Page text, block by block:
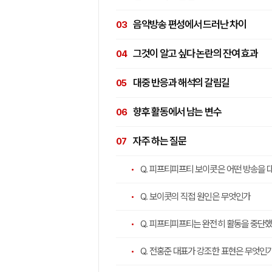
음악방송 편성에서 드러난 차이
그것이 알고 싶다 논란의 잔여 효과
대중 반응과 해석의 갈림길
향후 활동에서 남는 변수
자주 하는 질문
Q. 피프티피프티 보이콧은 어떤 방송을
Q. 보이콧의 직접 원인은 무엇인가
Q. 피프티피프티는 완전히 활동을 중단
Q. 전홍준 대표가 강조한 표현은 무엇인